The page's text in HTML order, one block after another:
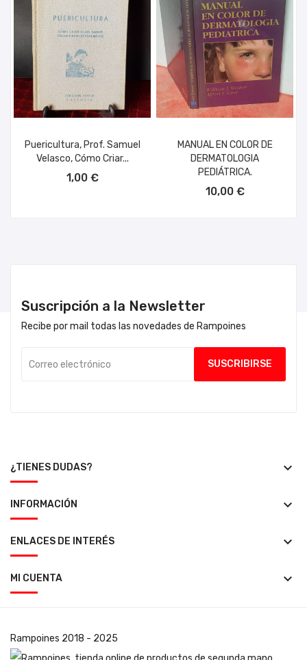
Puericultura, Prof. Samuel
Velasco, Cómo Criar...
1,00 €
MANUAL EN COLOR DE
DERMATOLOGIA
PEDIÁTRICA.
10,00 €
Suscripción a la Newsletter
Recibe por mail todas las novedades de Rampoines
¿TIENES DUDAS? keyboard_arrow_down
INFORMACIÓN keyboard_arrow_down
ENLACES DE INTERÉS keyboard_arrow_down
MI CUENTA keyboard_arrow_down
Rampoines 2018 - 2025